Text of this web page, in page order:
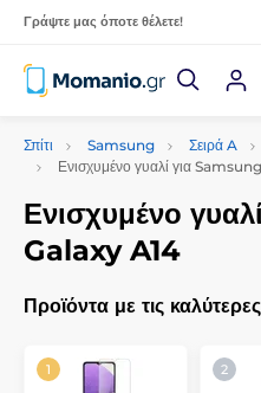
Γράψτε μας όποτε θέλετε!
Σπίτι Samsung Σειρά A
Ενισχυμένο γυαλί για
Ενισχυμένο
Galaxy A14
Προϊόντα με τις